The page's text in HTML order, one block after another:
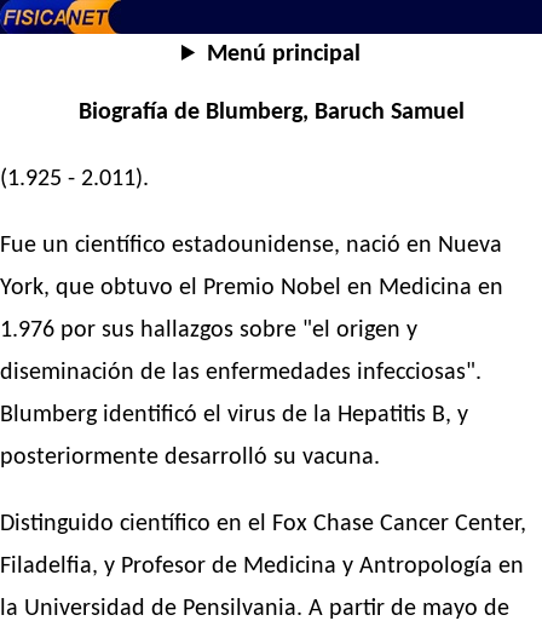
Menú principal
Biografía de Blumberg, Baruch Samuel
(1.925 - 2.011).
Fue un científico estadounidense, nació en Nueva
York, que obtuvo el Premio Nobel en Medicina en
1.976 por sus hallazgos sobre "el origen y
diseminación de las enfermedades infecciosas".
Blumberg identificó el virus de la Hepatitis B, y
posteriormente desarrolló su vacuna.
Distinguido científico en el Fox Chase Cancer Center,
Filadelfia, y Profesor de Medicina y Antropología en
la Universidad de Pensilvania. A partir de mayo de